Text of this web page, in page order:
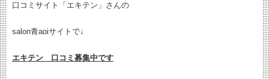
口コミサイト「エキテン」さんの
salon青aoiサイトで↓
エキテン 口コミ募集中です